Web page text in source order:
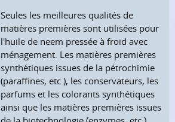
Seules les meilleures qualités de
matières premières sont utilisées pour
l'huile de neem pressée à froid avec
ménagement. Les matières premières
synthétiques issues de la pétrochimie
(paraffines, etc.), les conservateurs, les
parfums et les colorants synthétiques
ainsi que les matières premières issues